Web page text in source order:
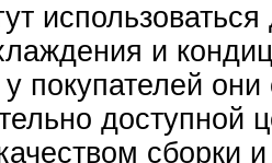
и
покупателей
доступной
сборки